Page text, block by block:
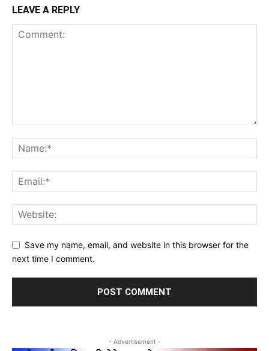
LEAVE A REPLY
Save my name, email, and website in this browser for the
next time I comment.
- Advertisement -